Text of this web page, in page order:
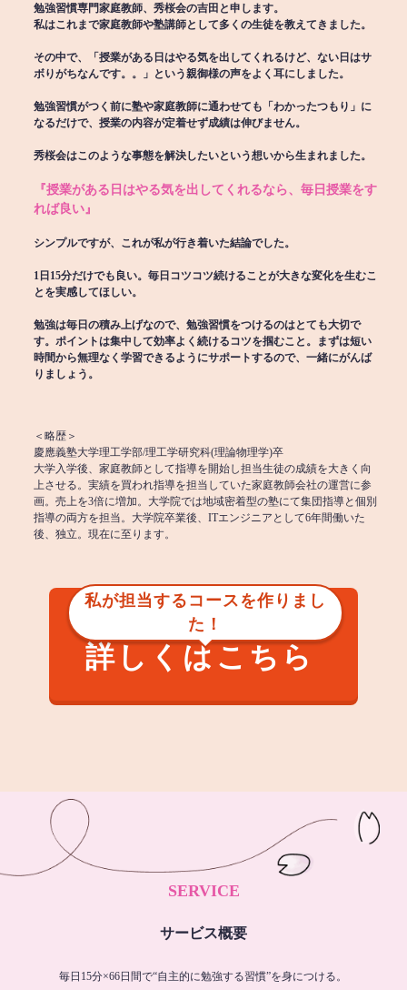
勉強習慣専門家庭教師、秀桜会の吉田と申します。
私はこれまで家庭教師や塾講師として多くの生徒を教えてきました。
その中で、「授業がある日はやる気を出してくれるけど、ない日はサ
ボりがちなんです。。」という親御様の声をよく耳にしました。
勉強習慣がつく前に塾や家庭教師に通わせても「わかったつもり」に
なるだけで、授業の内容が定着せず成績は伸びません。
秀桜会はこのような事態を解決したいという想いから生まれました。
『授業がある日はやる気を出してくれるなら、毎日授業をす
れば良い』
シンプルですが、これが私が行き着いた結論でした。
1日15分だけでも良い。毎日コツコツ続けることが大きな変化を生むこ
とを実感してほしい。
勉強は毎日の積み上げなので、勉強習慣をつけるのはとても大切で
す。ポイントは集中して効率よく続けるコツを掴むこと。まずは短い
時間から無理なく学習できるようにサポートするので、一緒にがんば
りましょう。
＜略歴＞
慶應義塾大学理工学部/理工学研究科(理論物理学)卒
大学入学後、家庭教師として指導を開始し担当生徒の成績を大きく向
上させる。実績を買われ指導を担当していた家庭教師会社の運営に参
画。売上を3倍に増加。大学院では地域密着型の塾にて集団指導と個別
指導の両方を担当。大学院卒業後、ITエンジニアとして6年間働いた
後、独立。現在に至ります。
私が担当するコースを作りまし
た！
詳しくはこちら
SERVICE
サービス概要
毎日15分×66日間で“自主的に勉強する習慣”を身につける。